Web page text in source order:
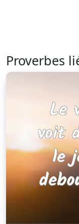
Proverbes